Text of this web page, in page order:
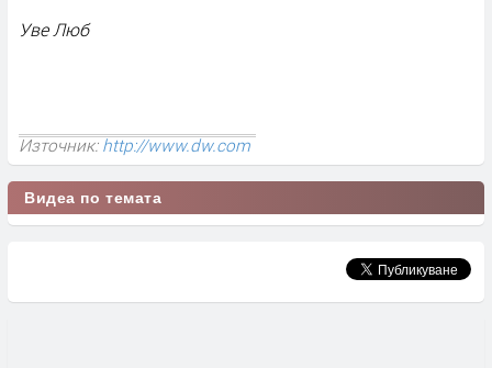
Уве Люб
Източник:http://www.dw.com
Видеа по темата